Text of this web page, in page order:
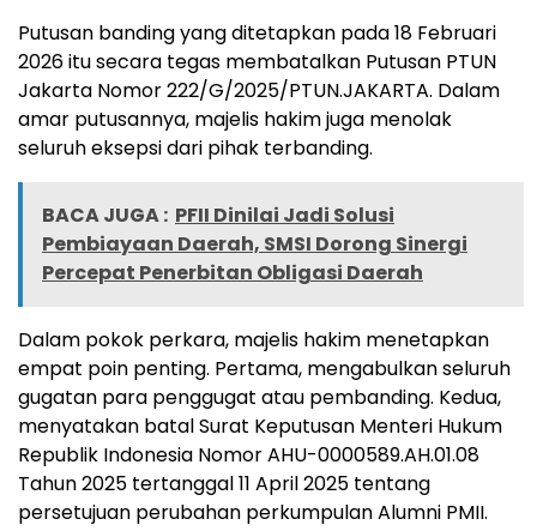
Putusan banding yang ditetapkan pada 18 Februari
2026 itu secara tegas membatalkan Putusan PTUN
Jakarta Nomor 222/G/2025/PTUN.JAKARTA. Dalam
amar putusannya, majelis hakim juga menolak
seluruh eksepsi dari pihak terbanding.
BACA JUGA : PFII Dinilai Jadi Solusi
Pembiayaan Daerah, SMSI Dorong Sinergi
Percepat Penerbitan Obligasi Daerah
Dalam pokok perkara, majelis hakim menetapkan
empat poin penting. Pertama, mengabulkan seluruh
gugatan para penggugat atau pembanding. Kedua,
menyatakan batal Surat Keputusan Menteri Hukum
Republik Indonesia Nomor AHU-0000589.AH.01.08
Tahun 2025 tertanggal 11 April 2025 tentang
persetujuan perubahan perkumpulan Alumni PMII.